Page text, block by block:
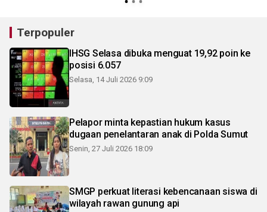
Terpopuler
IHSG Selasa dibuka menguat 19,92 poin ke
posisi 6.057
Selasa, 14 Juli 2026 9:09
Pelapor minta kepastian hukum kasus
dugaan penelantaran anak di Polda Sumut
Senin, 27 Juli 2026 18:09
SMGP perkuat literasi kebencanaan siswa di
wilayah rawan gunung api